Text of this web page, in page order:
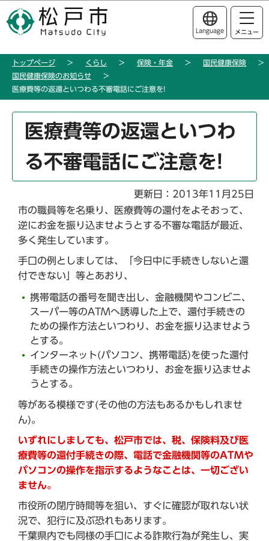
の
ー
このページの本文へ移動
Language メニュー
トップページ くらし 保険・年金
国民健康保険
国民健康保険のお知らせ
医療費等の返還といつわる不審電話にご注意を!
か
医療費等の返還といつわ
る不審電話にご注意を!
更新日：2013年11月25日
市の職員等を名乗り、医療費等の還付をよそおって、
逆にお金を振り込ませようとする不審な電話が最近、
多く発生しています。
手口の例としましては、「今日中に手続きしないと還
付できない」等とあおり、
携帯電話の番号を聞き出し、金融機関やコンビニ、
スーパー等のATMへ誘導した上で、還付手続きの
ための操作方法といつわり、お金を振り込ませよう
とする。
インターネット(パソコン、携帯電話)を使った還付
手続きの操作方法といつわり、お金を振り込ませよ
うとする。
等がある模様です(その他の方法もあるかもしれませ
ん)。
いずれにしましても、松戸市では、税、保険料及び医
療費等の還付手続きの際、電話で金融機関等のATMや
パソコンの操作を指示するようなことは、一切ござい
ません。
市役所の閉庁時間等を狙い、すぐに確認が取れない状
況で、犯行に及ぶ恐れもあります。
千葉県内でも同様の手口による詐欺行為が発生し、実